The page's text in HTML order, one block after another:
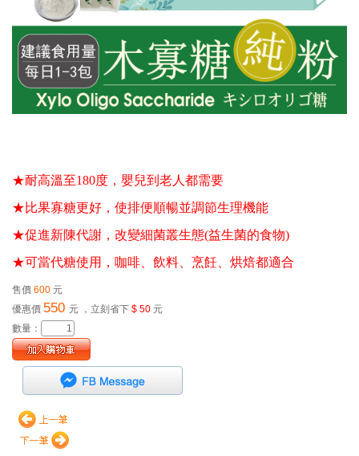
★耐高溫至180度，嬰兒到老人都需要
★比果寡糖更好，使排便順暢並調節生理機能
★促進新陳代謝，改變細菌叢生態(益生菌的食物)
★可當代糖使用，咖啡、飲料、烹飪、烘焙都適合
售價 600 元
優惠價 550 元 ，立刻省下 $ 50 元
數量：